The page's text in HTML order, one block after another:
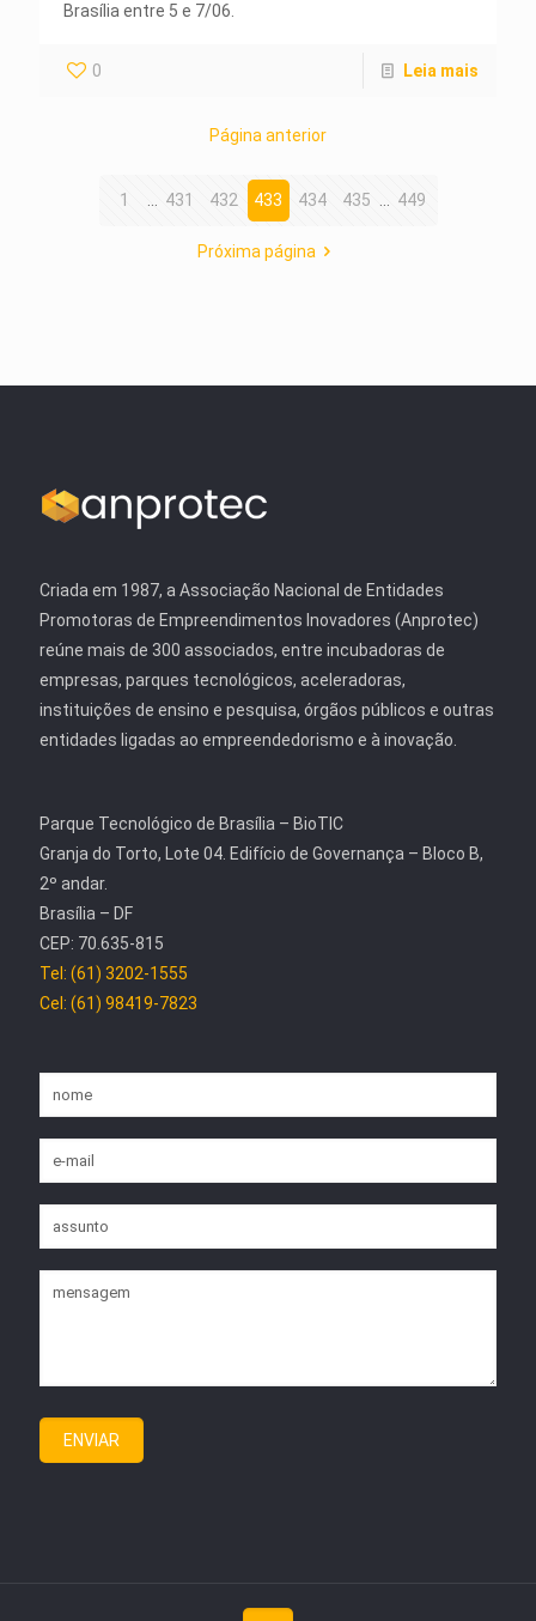
Brasília entre 5 e 7/06.
0 Leia mais
Página anterior
1 431 432 433 434 435 449
Próxima página
Criada em 1987, a Associação Nacional de Entidades
Promotoras de Empreendimentos Inovadores (Anprotec)
reúne mais de 300 associados, entre incubadoras de
empresas, parques tecnológicos, aceleradoras,
instituições de ensino e pesquisa, órgãos públicos e outras
entidades ligadas ao empreendedorismo e à inovação.
Parque Tecnológico de Brasília – BioTIC
Granja do Torto, Lote 04. Edifício de Governança – Bloco B,
2º andar.
Brasília – DF
CEP: 70.635-815
Tel: (61) 3202-1555
Cel: (61) 98419-7823